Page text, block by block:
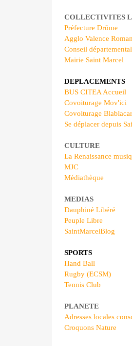
COLLECTIVITES
Préfecture Drôme
Agglo Valence
Conseil
Mairie Saint Marcel
DEPLACEMENTS
BUS CITEA Accueil
Covoiturage Mov'ici
Covoiturage Blablacar
Se déplacer depuis
CULTURE
La Renaissance
MJC
Médiathèque
MEDIAS
Dauphiné Libéré
Peuple Libre
SaintMarcelBlog
SPORTS
Hand Ball
Rugby (ECSM)
Tennis Club
PLANETE
Adresses locales
Croquons Nature